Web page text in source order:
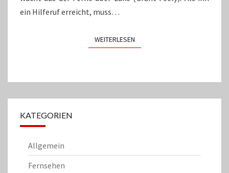
ein Hilferuf erreicht, muss…
WEITERLESENWEITERLESEN
KATEGORIEN
Allgemein
Fernsehen